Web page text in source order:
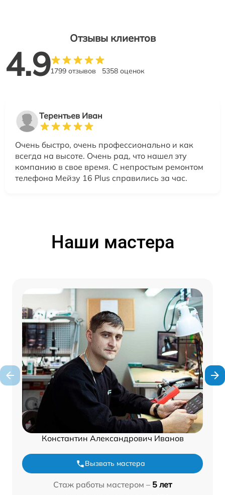
Отзывы клиентов
4.91799 отзывов 5358 оценок
Терентьев Иван
Очень быстро, очень профессионально и как
всегда на высоте. Очень рад, что нашел эту
компанию в свое время. С непростым ремонтом
телефона Мейзу 16 Plus справились за час.
Наши мастера
Константин Александрович Иванов
Вызвать мастера
Стаж работы мастером – 5 лет